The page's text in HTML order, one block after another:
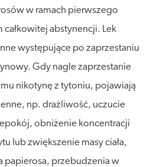
w ramach pierwszego
abstynencji. Lek
występujące po zaprzestaniu
Gdy nagle zaprzestanie
nikotynę z tytoniu, pojawiają
np. drażliwość, uczucie
obniżenie koncentracji
lub zwiększenie masy ciała,
papierosa, przebudzenia w